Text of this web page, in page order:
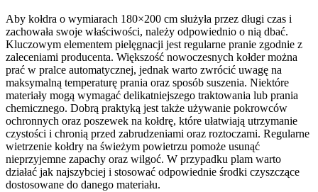
Aby kołdra o wymiarach 180×200 cm służyła przez długi czas i
zachowała swoje właściwości, należy odpowiednio o nią dbać.
Kluczowym elementem pielęgnacji jest regularne pranie zgodnie z
zaleceniami producenta. Większość nowoczesnych kołder można
prać w pralce automatycznej, jednak warto zwrócić uwagę na
maksymalną temperaturę prania oraz sposób suszenia. Niektóre
materiały mogą wymagać delikatniejszego traktowania lub prania
chemicznego. Dobrą praktyką jest także używanie pokrowców
ochronnych oraz poszewek na kołdrę, które ułatwiają utrzymanie
czystości i chronią przed zabrudzeniami oraz roztoczami. Regularne
wietrzenie kołdry na świeżym powietrzu pomoże usunąć
nieprzyjemne zapachy oraz wilgoć. W przypadku plam warto
działać jak najszybciej i stosować odpowiednie środki czyszczące
dostosowane do danego materiału.